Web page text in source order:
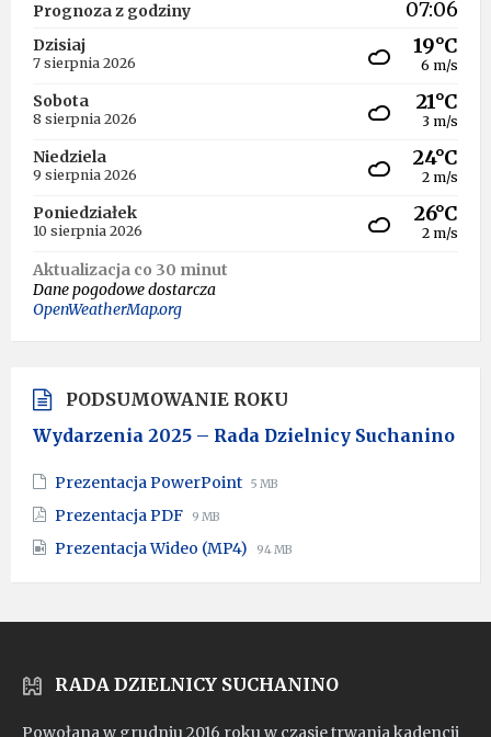
Prognoza z godziny 07:06
Dzisiaj
7 sierpnia 2026
19°C
6 m/s
Sobota
8 sierpnia 2026
21°C
3 m/s
Niedziela
9 sierpnia 2026
24°C
2 m/s
Poniedziałek
10 sierpnia 2026
26°C
2 m/s
Aktualizacja co 30 minut
Dane pogodowe dostarcza
OpenWeatherMap.org
PODSUMOWANIE ROKU
Wydarzenia 2025 – Rada Dzielnicy Suchanino
Prezentacja PowerPoint File
File
5 MB
Prezentacja PDF File
pdf
File
9 MB
Prezentacja Wideo (MP4) File
mp4
File
94 MB
RADA DZIELNICY SUCHANINO
Powołana w grudniu 2016 roku w czasie trwania kadencji